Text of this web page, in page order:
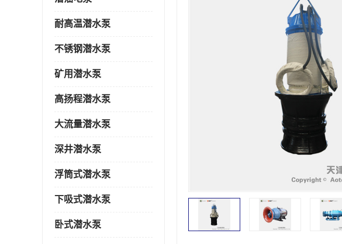
耐高温潜水泵
不锈钢潜水泵
矿用潜水泵
高扬程潜水泵
大流量潜水泵
深井潜水泵
浮筒式潜水泵
下吸式潜水泵
卧式潜水泵